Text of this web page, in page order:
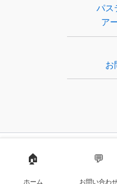
パス
ア
お
🏠
ホーム
💬
お問い合わ
© 2025 サンシンズカ